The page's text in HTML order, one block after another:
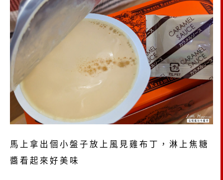
馬上拿出個小盤子放上風見雞布丁，淋上焦糖
醬看起來好美味